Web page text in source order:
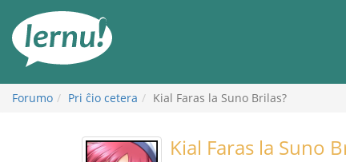
enhavo
Forumo Pri ĉio cetera Kial Faras la Suno Brilas?
Kial Faras la Suno